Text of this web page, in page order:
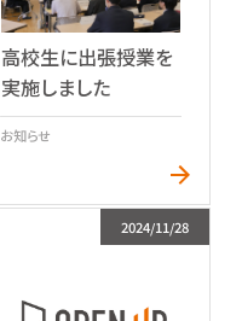
高校生に出張授業を
実施しました
お知らせ
2024/11/28